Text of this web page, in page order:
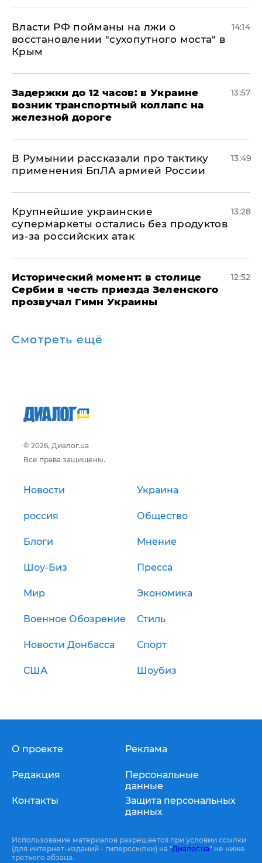
Власти РФ пойманы на лжи о
восстановлении "сухопутного моста" в
Крым
14:14
Задержки до 12 часов: в Украине
возник транспортный коллапс на
железной дороге
13:57
В Румынии рассказали про тактику
применения БпЛА армией России
13:49
Крупнейшие украинские
супермаркеты остались без продуктов
из-за российских атак
13:28
Исторический момент: в столице
Сербии в честь приезда Зеленского
прозвучал Гимн Украины
12:52
Смотреть ещё
© 2026, Диалог.ua
Все права защищены.
Новости Украина
россия Общество
Блоги Мнение
Шоу-Биз Пресса
Мир Экономика
Военное Обозрение Стиль
Новости Донбасса Спорт
США Шоубиз
О проекте
Редакция
Контакты
Реклама
Персональные
данные
Защита персональных
данных
Использование материалов разрешается при условии ссылки
(для интернет-изданий - гиперссылки) на "Диалог.ua" не ниже
третьего абзаца.